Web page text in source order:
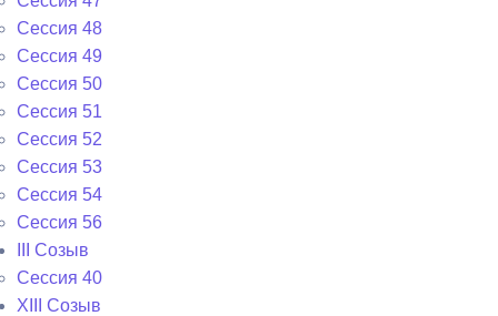
Сессия 48
Сессия 49
Сессия 50
Сессия 51
Сессия 52
Сессия 53
Сессия 54
Сессия 56
III Созыв
Сессия 40
XIII Созыв